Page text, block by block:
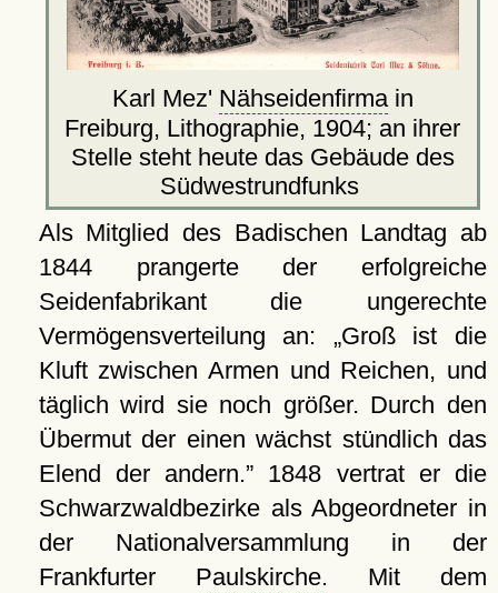
Karl Mez' Nähseidenfirmain
Freiburg, Lithographie, 1904; an ihrer
Stelle steht heute das Gebäude des
Südwestrundfunks
Als Mitglied des Badischen Landtag ab
1844 prangerte der erfolgreiche
Seidenfabrikant die ungerechte
Vermögensverteilung an:
Groß ist die
Kluft zwischen Armen und Reichen, und
täglich wird sie noch größer. Durch den
Übermut der einen wächst stündlich das
Elend der andern.
1848 vertrat er die
Schwarzwaldbezirke als Abgeordneter in
der Nationalversammlung in der
Frankfurter Paulskirche. Mit dem